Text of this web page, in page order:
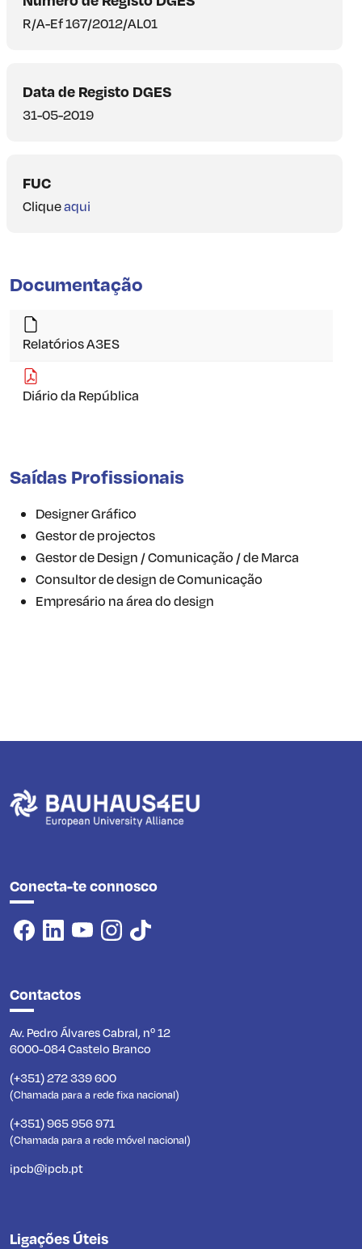
R/A-Ef 167/2012/AL01
Data de Registo DGES
31-05-2019
FUC
Cliqueaqui
Documentação
Relatórios A3ES
Diário da República
Saídas Profissionais
Designer Gráfico
Gestor de projectos
Gestor de Design / Comunicação / de Marca
Consultor de design de Comunicação
Empresário na área do design
Conecta-te connosco
Contactos
Av. Pedro Álvares Cabral, nº 12
6000-084 Castelo Branco
(+351) 272 339 600
(Chamada para a rede fixa nacional)
(+351) 965 956 971
(Chamada para a rede móvel nacional)
ipcb@ipcb.pt
Ligações Úteis